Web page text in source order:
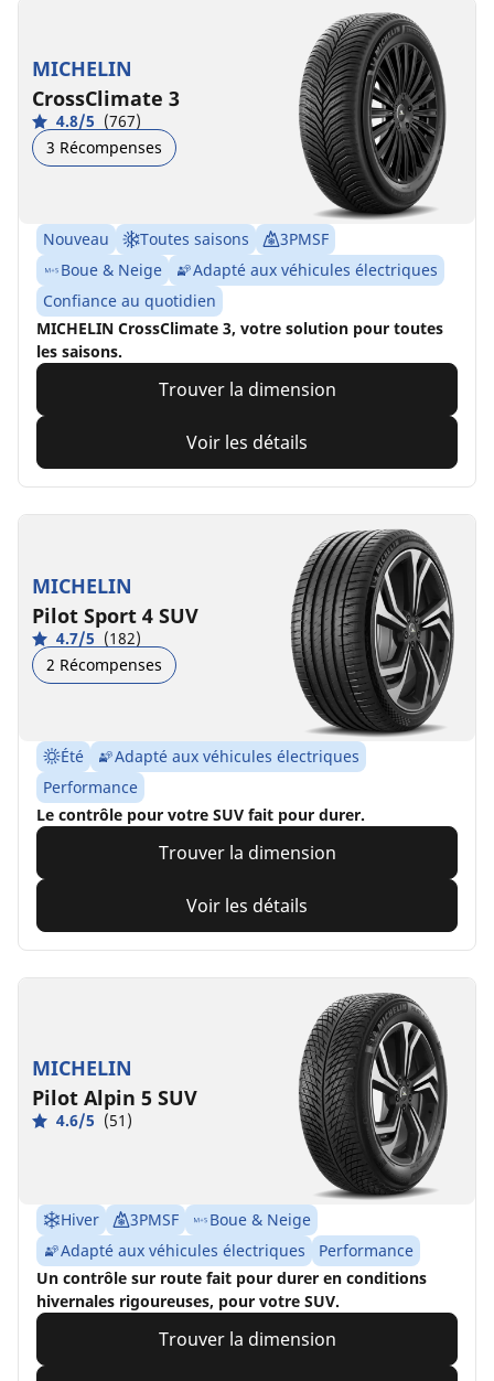
MICHELIN
CrossClimate 3
4.8/5 (767)
3 Récompenses
Nouveau Toutes saisons
3PMSF
Boue & Neige
Adapté aux véhicules électriques
Confiance au quotidien
MICHELIN CrossClimate 3, votre solution pour toutes
les saisons.
Trouver la dimension
Voir les détails
MICHELIN
Pilot Sport 4 SUV
4.7/5 (182)
2 Récompenses
Été
Adapté aux véhicules électriques
Performance
Le contrôle pour votre SUV fait pour durer.
Trouver la dimension
Voir les détails
MICHELIN
Pilot Alpin 5 SUV
4.6/5 (51)
Hiver 3PMSF
Boue & Neige
Adapté aux véhicules électriques
Performance
Un contrôle sur route fait pour durer en conditions
hivernales rigoureuses, pour votre SUV.
Trouver la dimension